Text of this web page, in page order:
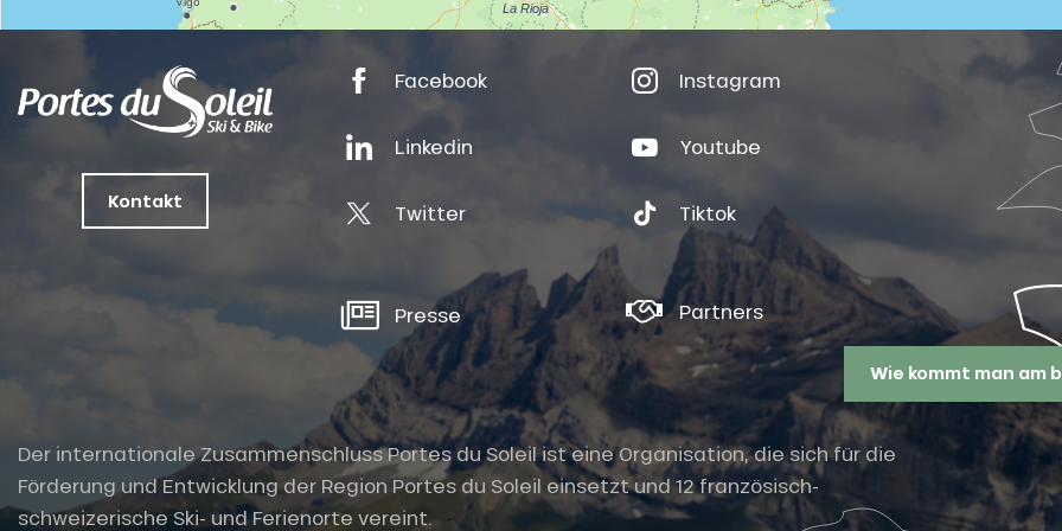
Kontakt
Facebook Instagram
Linkedin Youtube
Twitter Tiktok
Presse Partners
Der internationale Zusammenschluss Portes du Soleil ist eine Organisation, die sich für die
Förderung und Entwicklung der Region Portes du Soleil einsetzt und 12 französisch-
schweizerische Ski- und Ferienorte vereint.
Wie kommt man am